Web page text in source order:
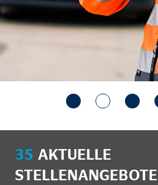
35 AKTUELLE
STELLENANGEBOTE